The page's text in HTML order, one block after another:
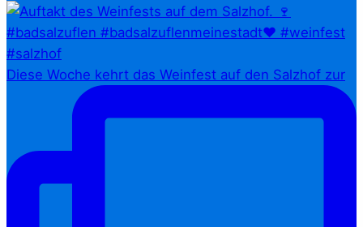
Diese Woche kehrt das Weinfest auf den Salzhof zur